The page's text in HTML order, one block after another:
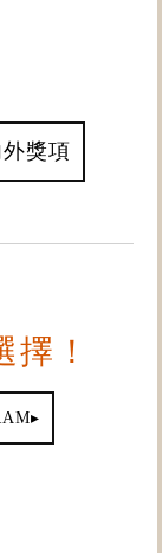
獎項
！
▸